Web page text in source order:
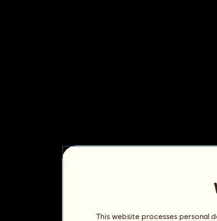
This website processes personal